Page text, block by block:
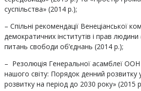
суспільства» (2014 р.);
– Спільні рекомендації Венеціанської
демократичних інститутів і прав
питань свободи об’єднань (2014 р.);
– Резолюція Генеральної асамблеї
нашого світу: Порядок денний розвитку
розвитку на період до 2030 року» (2015